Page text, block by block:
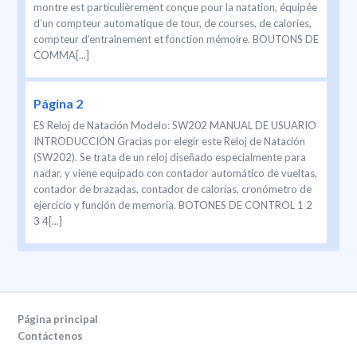
montre est particulièrement conçue pour la natation, équipée
d’un compteur automatique de tour, de courses, de calories,
compteur d’entraînement et fonction mémoire. BOUTONS DE
COMMA[...]
Página 2
ES Reloj de Natación Modelo: SW202 MANUAL DE USUARIO
INTRODUCCIÓN Gracias por elegir este Reloj de Natación
(SW202). Se trata de un reloj diseñado especialmente para
nadar, y viene equipado con contador automático de vueltas,
contador de brazadas, contador de calorías, cronómetro de
ejercicio y función de memoria. BOTONES DE CONTROL 1 2
3 4[...]
Página principal
Contáctenos